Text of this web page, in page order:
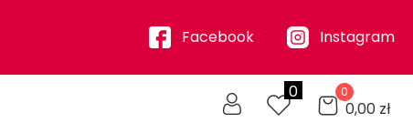
Facebook Instagram
0 0
0,00 zł